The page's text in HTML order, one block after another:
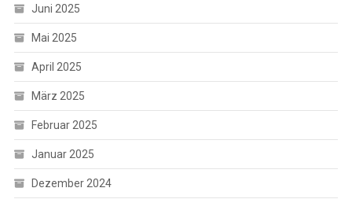
Juni 2025
Mai 2025
April 2025
März 2025
Februar 2025
Januar 2025
Dezember 2024